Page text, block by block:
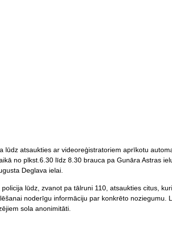
lūdz atsaukties ar videoreģistratoriem aprīkotu
no plkst.6.30 līdz 8.30 brauca pa Gunāra Astras
Deglava ielai.
policija lūdz, zvanot pa tālruni 110, atsaukties citus,
noderīgu informāciju par konkrēto noziegumu.
sola anonimitāti.